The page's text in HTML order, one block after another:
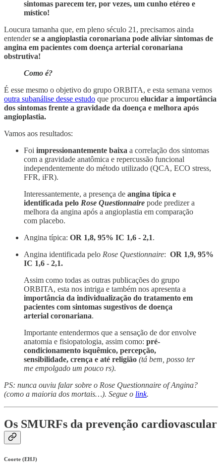
sintomas parecem ter, por vezes, um cunho etéreo e
místico!
Loucura tamanha que, em pleno século 21, precisamos ainda
entenderse a angioplastia coronariana pode aliviar sintomas de
angina em pacientes com doença arterial coronariana
obstrutiva!
Como é?
É esse mesmo o objetivo do grupo ORBITA, e esta semana vemos
outra subanálise desse estudo que procurou elucidar a importância
dos sintomas frente a gravidade da doença e melhora após
angioplastia.
Vamos aos resultados:
Foi impressionantemente baixa a correlação dos sintomas
com a gravidade anatômica e repercussão funcional
independentemente do método utilizado (QCA, ECO stress,
FFR, iFR).
Interessantemente, a presença de angina típica e
identificada pelo Rose Questionnaire pode predizer a
melhora da angina após a angioplastia em comparação
com placebo.
Angina típica: OR 1,8, 95% IC 1,6 - 2,1.
Angina identificada pelo Rose Questionnaire: OR 1,9, 95%
IC 1,6 - 2,1.
Assim como todas as outras publicações do grupo
ORBITA, esta nos intriga e também nos apresenta a
importância da individualização do tratamento em
pacientes com sintomas sugestivos de doença
arterial coronariana.
Importante entendermos que a sensação de dor envolve
anatomia e fisiopatologia, assim como: pré-
condicionamento isquêmico, percepção,
sensibilidade, crença e até religião (tá bem, posso ter
me empolgado um pouco rs).
PS: nunca ouviu falar sobre o Rose Questionnaire of Angina?
(como a maioria dos mortais…). Segue o link.
Os SMURFs da prevenção cardiovascular
Coorte (EHJ)